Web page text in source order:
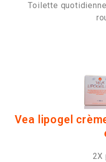
Toilette
Vea lipogel
2X